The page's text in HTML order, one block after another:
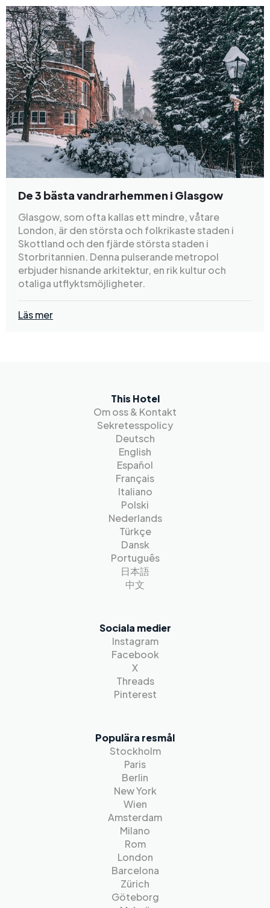
De 3 bästa vandrarhemmen i Glasgow
Glasgow, som ofta kallas ett mindre, våtare
London, är den största och folkrikaste staden i
Skottland och den fjärde största staden i
Storbritannien. Denna pulserande metropol
erbjuder hisnande arkitektur, en rik kultur och
otaliga utflyktsmöjligheter.
Läs mer
This Hotel
Om oss & Kontakt
Sekretesspolicy
Deutsch
English
Español
Français
Italiano
Polski
Nederlands
Türkçe
Dansk
Português
日本語
中文
Sociala medier
Instagram
Facebook
X
Threads
Pinterest
Populära resmål
Stockholm
Paris
Berlin
New York
Wien
Amsterdam
Milano
Rom
London
Barcelona
Zürich
Göteborg